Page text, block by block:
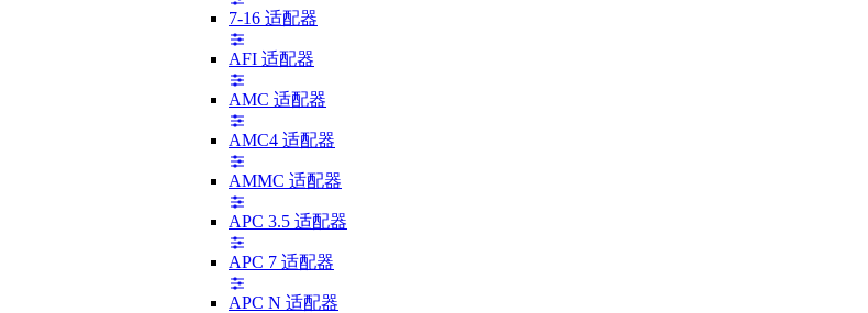
7-16 适配器
AFI 适配器
AMC 适配器
AMC4 适配器
AMMC 适配器
APC 3.5 适配器
APC 7 适配器
APC N 适配器